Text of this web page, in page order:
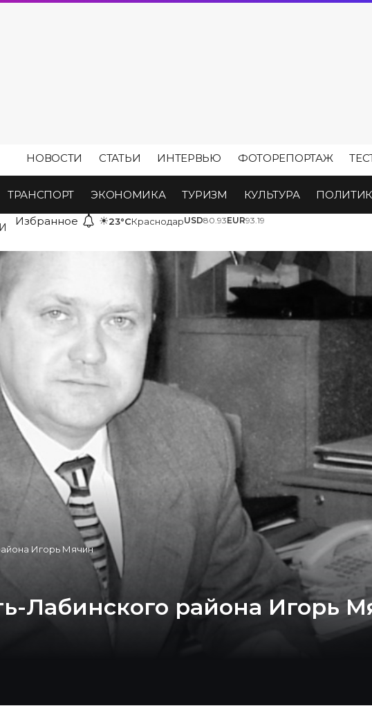
НОВОСТИ СТАТЬИ ИНТЕРВЬЮ ФОТОРЕПОРТАЖ
ТРАНСПОРТ ЭКОНОМИКА ТУРИЗМ КУЛЬТУРА
Избранное ☀23°CКраснодарUSD80.93EUR93.19
Игорь Мячин
Лабинского района Игорь